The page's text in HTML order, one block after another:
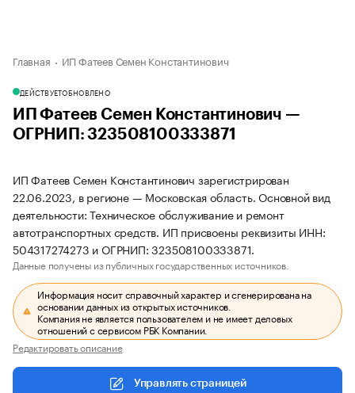
Главная ИП Фатеев Семен Константинович
ДЕЙСТВУЕТОБНОВЛЕНО
ИП Фатеев Семен Константинович —
ОГРНИП: 323508100333871
ИП Фатеев Семен Константинович зарегистрирован
22.06.2023, в регионе — Московская область. Основной вид
деятельности: Техническое обслуживание и ремонт
автотранспортных средств. ИП присвоены реквизиты ИНН:
504317274273 и ОГРНИП: 323508100333871.
Данные получены из публичных государственных источников.
Информация носит справочный характер и сгенерирована на
основании данных из открытых источников.
Компания не является пользователем и не имеет деловых
отношений с сервисом РБК Компании.
Редактировать описание
Управлять страницей